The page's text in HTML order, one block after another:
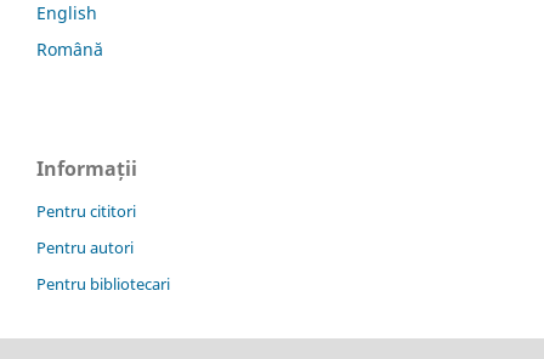
English
Română
Informații
Pentru cititori
Pentru autori
Pentru bibliotecari